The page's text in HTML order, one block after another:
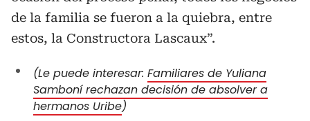
de la familia se fueron a la quiebra, entre
estos, la Constructora Lascaux”.
(Le puede interesar: Familiares de Yuliana
Samboní rechazan decisión de absolver a
hermanos Uribe)